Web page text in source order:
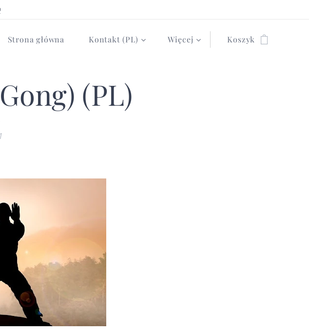
Strona główna Kontakt (PL) Więcej Koszyk
(PL)